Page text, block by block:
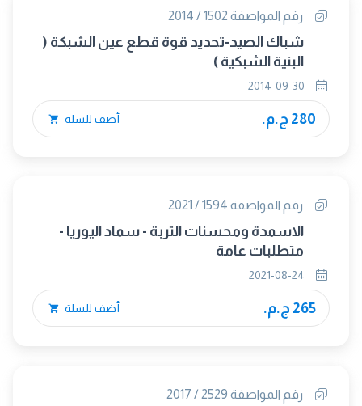
رقم المواصفة 1502 / 2014
شباك الصيد-تحديد قوة قطع عين الشبكة (
البنية الشبكية )
280 ج.م. أضف للسلة
رقم المواصفة 1594 / 2021
الاسمدة ومحسنات التربة - سماد اليوريا -
متطلبات عامة
265 ج.م. أضف للسلة
رقم المواصفة 2529 / 2017